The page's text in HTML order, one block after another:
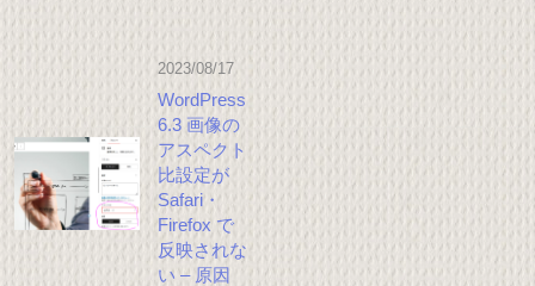
2023/08/17
WordPress
6.3 画像の
アスペクト
比設定が
Safari・
Firefox で
反映されな
い – 原因